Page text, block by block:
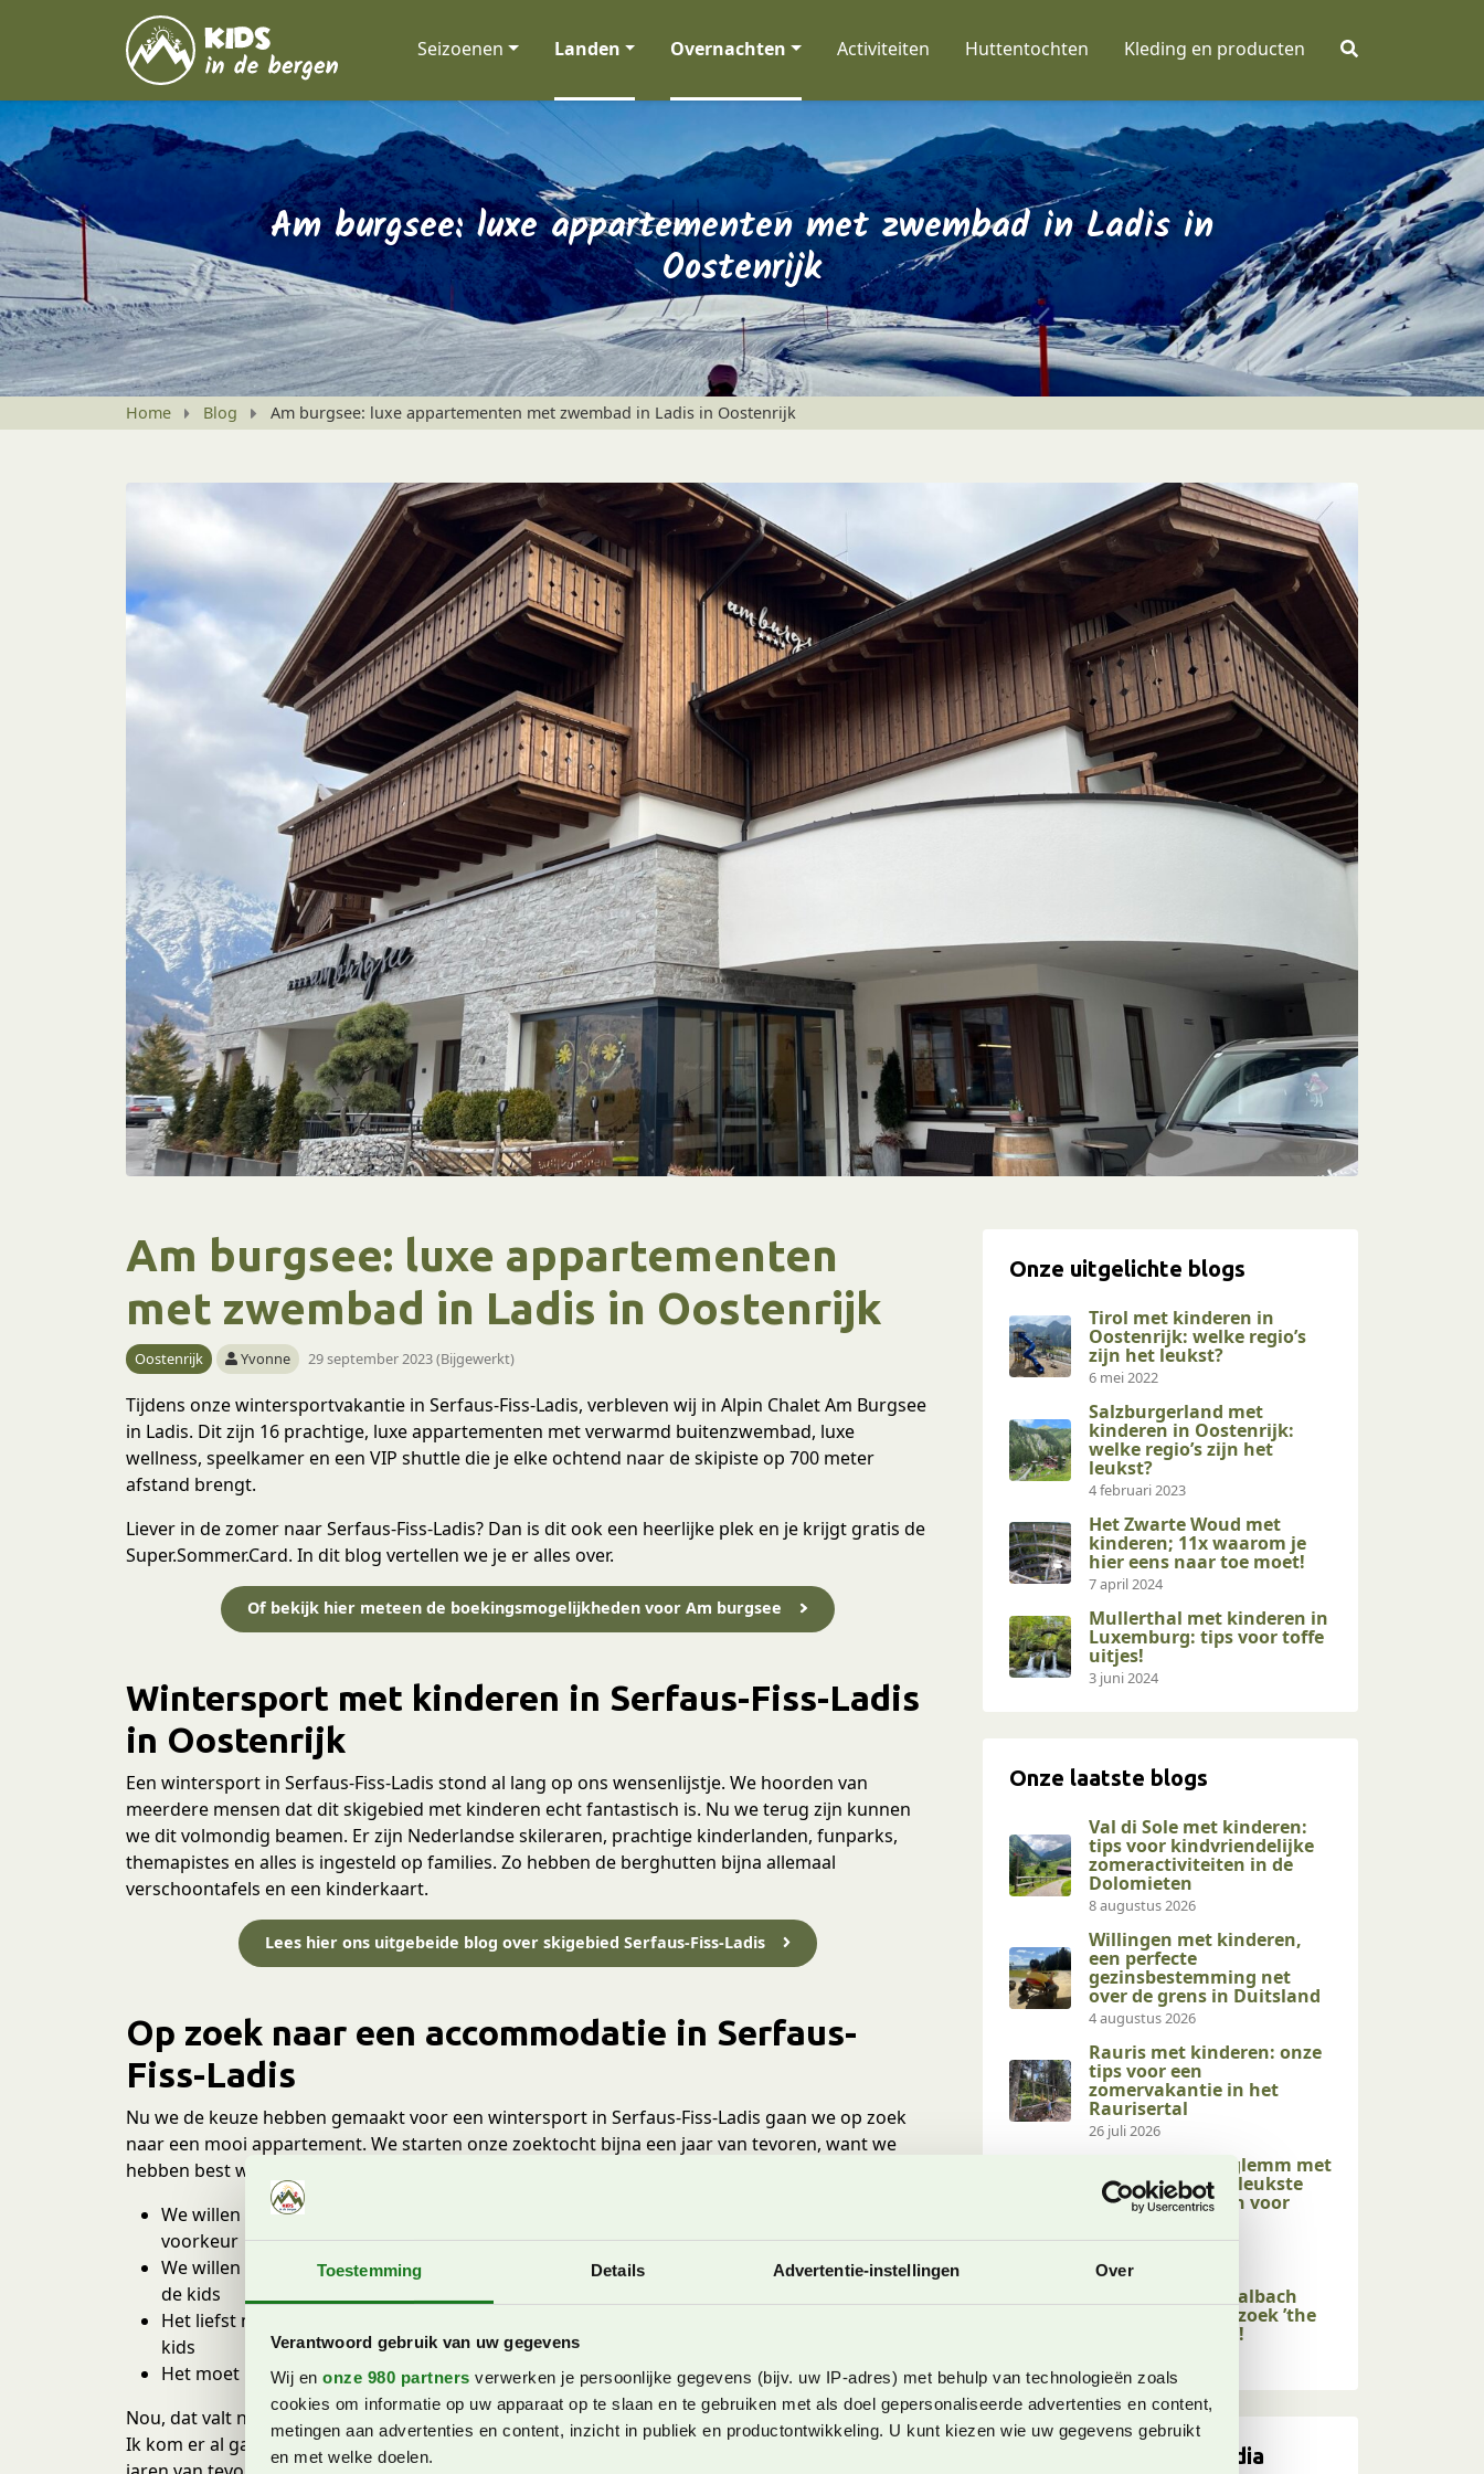
Toestemming Details Advertentie-instellingen Over
Verantwoord gebruik van uw gegevens
Wij en onze 980 partners verwerken je persoonlijke gegevens (bijv. uw IP-adres) met behulp van technologieën zoals
cookies om informatie op uw apparaat op te slaan en te gebruiken met als doel gepersonaliseerde advertenties en content,
metingen aan advertenties en content, inzicht in publiek en productontwikkeling. U kunt kiezen wie uw gegevens gebruikt
en met welke doelen.
Seizoenen Landen Overnachten Activiteiten Huttentochten Kleding en producten
Am burgsee: luxe appartementen met zwembad in Ladis in
Oostenrijk
Home Blog Am burgsee: luxe appartementen met zwembad in Ladis in Oostenrijk
Am burgsee: luxe appartementen
met zwembad in Ladis in Oostenrijk
Oostenrijk Yvonne 29 september 2023 (Bijgewerkt)
Tijdens onze wintersportvakantie in Serfaus-Fiss-Ladis, verbleven wij in Alpin Chalet Am Burgsee
in Ladis. Dit zijn 16 prachtige, luxe appartementen met verwarmd buitenzwembad, luxe
wellness, speelkamer en een VIP shuttle die je elke ochtend naar de skipiste op 700 meter
afstand brengt.
Liever in de zomer naar Serfaus-Fiss-Ladis? Dan is dit ook een heerlijke plek en je krijgt gratis de
Super.Sommer.Card. In dit blog vertellen we je er alles over.
Of bekijk hier meteen de boekingsmogelijkheden voor Am burgsee
Wintersport met kinderen in Serfaus-Fiss-Ladis
in Oostenrijk
Een wintersport in Serfaus-Fiss-Ladis stond al lang op ons wensenlijstje. We hoorden van
meerdere mensen dat dit skigebied met kinderen echt fantastisch is. Nu we terug zijn kunnen
we dit volmondig beamen. Er zijn Nederlandse skileraren, prachtige kinderlanden, funparks,
themapistes en alles is ingesteld op families. Zo hebben de berghutten bijna allemaal
verschoontafels en een kinderkaart.
Lees hier ons uitgebeide blog over skigebied Serfaus-Fiss-Ladis
Op zoek naar een accommodatie in Serfaus-
Fiss-Ladis
Nu we de keuze hebben gemaakt voor een wintersport in Serfaus-Fiss-Ladis gaan we op zoek
naar een mooi appartement. We starten onze zoektocht bijna een jaar van tevoren, want we
hebben best wat wensen:
We willen graag met een ander gezin, dus 2 appartementen in hetzelfde complex heeft de
voorkeur
We willen ook graag een appartement met 2 aparte slaapkamers, één voor ons en één voor
de kids
Het liefst met een zwembad en iets van een wellness en idealiter speelfaciliteiten voor de
kids
Het moet liggen in het skigebied van Serfaus-Fiss-Ladis, bij voorkeur Serfaus of Fiss
Nou, dat valt niet mee. Hoewel ik bijna een jaar van tevoren op zoek ga, is het aanbod beperkt.
Ik kom er al gauw achter dat vooral de dorpen Serfaus en Fiss erg populair zijn en eigenlijk al
Onze uitgelichte blogs
Tirol met kinderen in
Oostenrijk: welke regio’s
zijn het leukst?
6 mei 2022
Salzburgerland met
kinderen in Oostenrijk:
welke regio’s zijn het
leukst?
4 februari 2023
Het Zwarte Woud met
kinderen; 11x waarom je
hier eens naar toe moet!
7 april 2024
Mullerthal met kinderen in
Luxemburg: tips voor toffe
uitjes!
3 juni 2024
Onze laatste blogs
Val di Sole met kinderen:
tips voor kindvriendelijke
zomeractiviteiten in de
Dolomieten
8 augustus 2026
Willingen met kinderen,
een perfecte
gezinsbestemming net
over de grens in Duitsland
4 augustus 2026
Rauris met kinderen: onze
tips voor een
zomervakantie in het
Raurisertal
26 juli 2026
Saalbach Hinterglemm met
kinderen: 10x de leukste
zomeractiviteiten voor
gezinnen
17 juli 2026
Kindvriendelijke
activiteiten in Saalbach
Hinterglemm: bezoek ’the
end of the valley’!
Volg ons op social media